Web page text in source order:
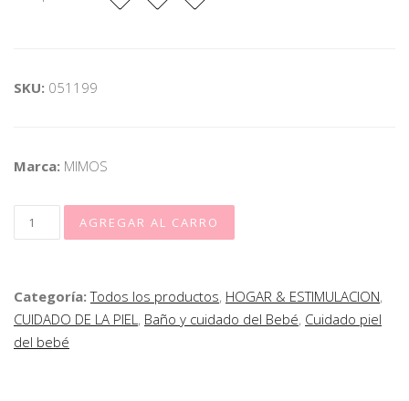
SKU: 051199
Marca: MIMOS
Categoría:Todos los productos, HOGAR & ESTIMULACION,
CUIDADO DE LA PIEL, Baño y cuidado del Bebé, Cuidado piel
del bebé